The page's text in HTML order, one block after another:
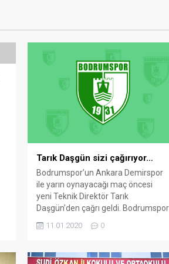
Tarık Daşgün sizi çağırıyor…
Bodrumspor’un Ankara Demirspor
ile yarın oynayacağı maç öncesi
yeni Teknik Direktör Tarık
Daşgün’den çağrı geldi. Bodrumspor
yönetimi geçtiğimiz hafta, 2 yıl
öncede çalıştığı hocasıyla 1.5
takımı Tarık Daşgün’e emanet
11.01.2020 0